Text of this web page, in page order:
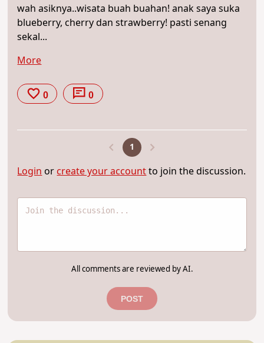
wah asiknya..wisata buah buahan! anak saya suka
blueberry, cherry dan strawberry! pasti senang
sekal...
More
0 0
1
Loginorcreate your accountto join the discussion.
All comments are reviewed by AI.
POST